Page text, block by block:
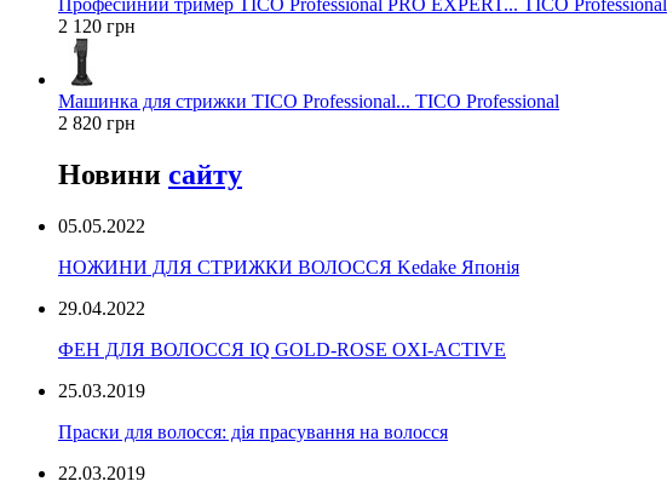
2 120 грн
Машинка для стрижки TICO Professional... TICO Professional
2 820 грн
Новини сайту
05.05.2022
НОЖИНИ ДЛЯ СТРИЖКИ ВОЛОССЯ Kedake Японія
29.04.2022
ФЕН ДЛЯ ВОЛОССЯ IQ GOLD-ROSE OXI-ACTIVE
25.03.2019
Праски для волосся: дія прасування на волосся
22.03.2019